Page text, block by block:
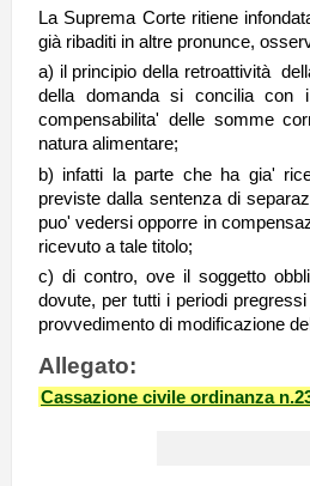
La Suprema Corte ritiene
già ribaditi in altre pronunce,
a) il principio della retroattività
della domanda si concilia con
compensabilita' delle somme
natura alimentare;
b) infatti la parte che ha gia'
previste dalla sentenza di
puo' vedersi opporre in
ricevuto a tale titolo;
c) di contro, ove il soggetto
dovute, per tutti i periodi
provvedimento di modificazione
Allegato:
Cassazione civile ordinanza